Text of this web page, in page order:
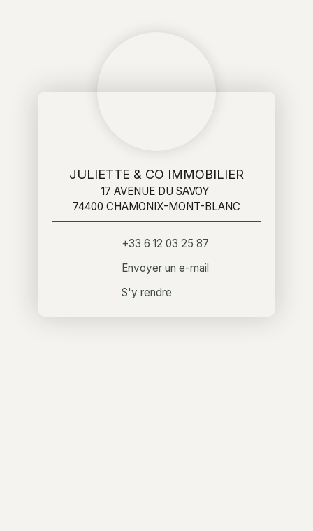
JULIETTE & CO IMMOBILIER
17 AVENUE DU SAVOY
74400 CHAMONIX-MONT-BLANC
+33 6 12 03 25 87
Envoyer un e-mail
S'y rendre